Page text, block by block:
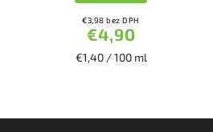
€3,98 bez DPH
€4,90
€1,40 / 100 ml